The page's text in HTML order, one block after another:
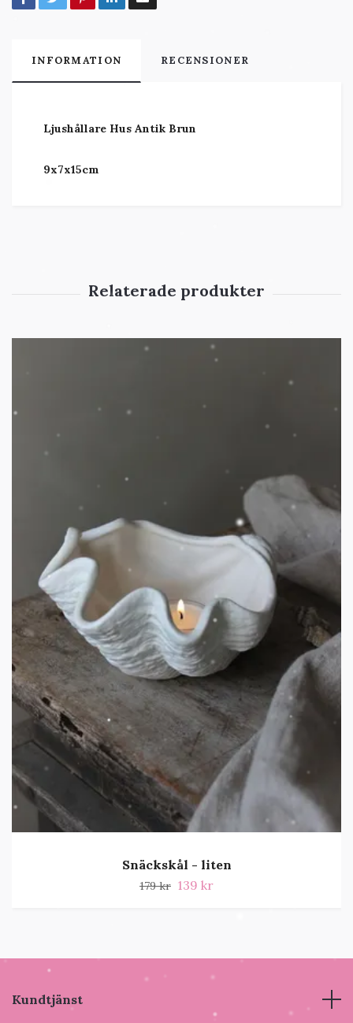
INFORMATION RECENSIONER
Ljushållare Hus Antik Brun
9x7x15cm
Snäckskål - liten
179 kr 139 kr
Kundtjänst